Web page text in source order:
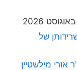
של
מילשטיין